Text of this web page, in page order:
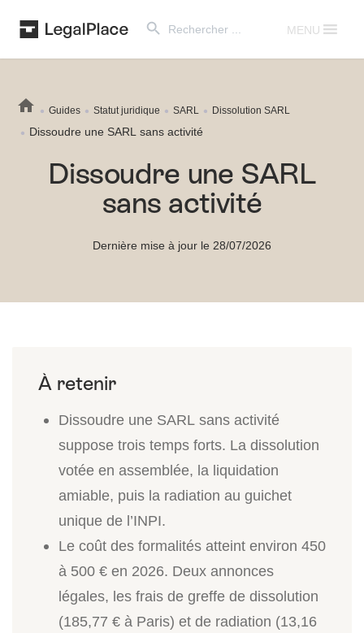
for:
MENU
Guides Statut juridique SARL Dissolution SARL
Dissoudre une SARL sans activité
Dissoudre une SARL
sans activité
Dernière mise à jour le 28/07/2026
Dissoudre une SARL sans activité
suppose trois temps forts. La dissolution
votée en assemblée, la liquidation
amiable, puis la radiation au guichet
unique de l’INPI.
Le coût des formalités atteint environ 450
à 500 € en 2026. Deux annonces
légales, les frais de greffe de dissolution
(185,77 € à Paris) et de radiation (13,16